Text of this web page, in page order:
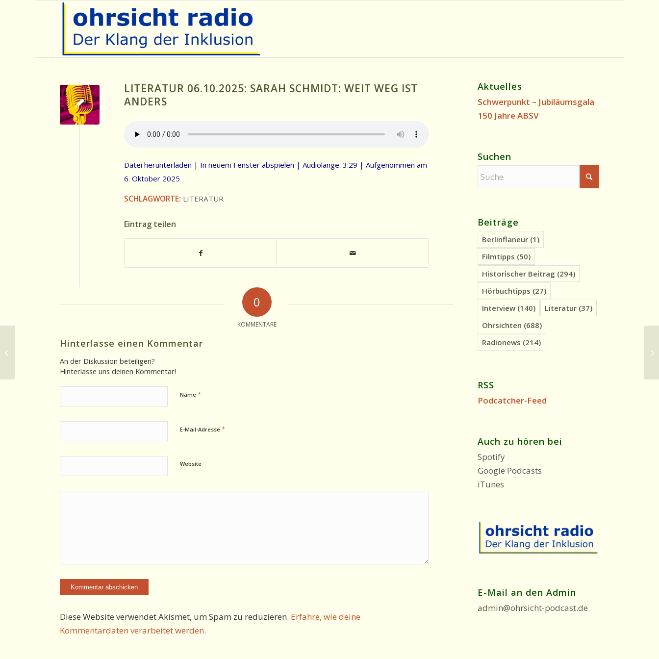
LITERATUR 06.10.2025: SARAH SCHMIDT: WEIT WEG IST
ANDERS
Datei herunterladen | In neuem Fenster abspielen | Audiolänge: 3:29 | Aufgenommen am
6. Oktober 2025
SCHLAGWORTE: LITERATUR
Eintrag teilen
0
KOMMENTARE
Hinterlasse einen Kommentar
An der Diskussion beteiligen?
Hinterlasse uns deinen Kommentar!
Name *
E-Mail-Adresse *
Website
Diese Website verwendet Akismet, um Spam zu reduzieren. Erfahre, wie deine
Kommentardaten verarbeitet werden.
Aktuelles
Schwerpunkt – Jubiläumsgala
150 Jahre ABSV
Suchen
Beiträge
Berlinflaneur (1)
Filmtipps (50)
Historischer Beitrag (294)
Hörbuchtipps (27)
Interview (140) Literatur (37)
Ohrsichten (688)
Radionews (214)
RSS
Podcatcher-Feed
Auch zu hören bei
Spotify
Google Podcasts
iTunes
E-Mail an den Admin
admin@ohrsicht-podcast.de
Ohrsichten 06.10.2025: Smartphone-
Alternative für Kinder